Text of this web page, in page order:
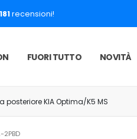
recensioni!
FUORI TUTTO NOVITÀ
posteriore KIA Optima/K5 MS
2PBD